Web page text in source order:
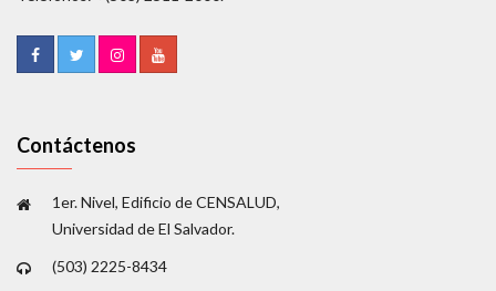
Contáctenos
1er. Nivel, Edificio de CENSALUD,
Universidad de El Salvador.
(503) 2225-8434